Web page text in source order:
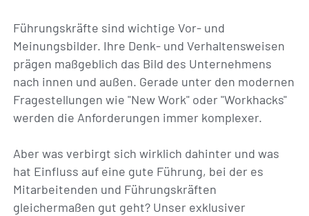
Führungskräfte sind wichtige Vor- und
Meinungsbilder. Ihre Denk- und Verhaltensweisen
prägen maßgeblich das Bild des Unternehmens
nach innen und außen. Gerade unter den modernen
Fragestellungen wie "New Work" oder "Workhacks"
werden die Anforderungen immer komplexer.
Aber was verbirgt sich wirklich dahinter und was
hat Einfluss auf eine gute Führung, bei der es
Mitarbeitenden und Führungskräften
gleichermaßen gut geht? Unser exklusiver